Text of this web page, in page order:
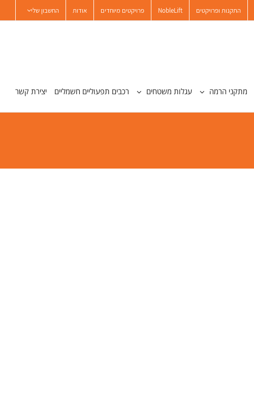
התקנות ופרויקטים NobleLift פרויקטים מיוחדים אודות החשבון שלי
מתקני הרמה עגלות משטחים רכבים תפעוליים חשמליים יצירת קשר